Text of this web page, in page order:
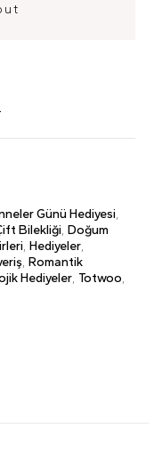
Günü Hediyesi,
Bilekliği,Doğum
,Hediyeler,
,Romantik
Hediyeler, Totwoo,